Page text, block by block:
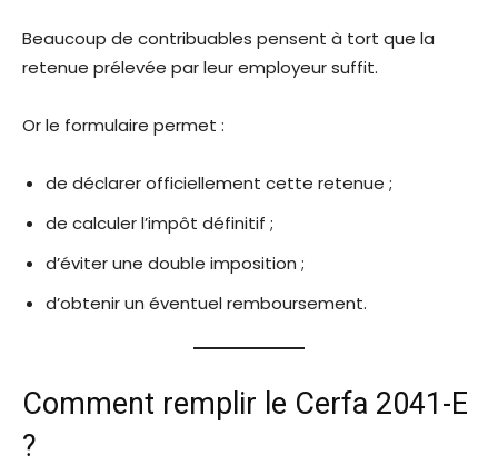
Beaucoup de contribuables pensent à tort que la
retenue prélevée par leur employeur suffit.
Or le formulaire permet :
de déclarer officiellement cette retenue ;
de calculer l’impôt définitif ;
d’éviter une double imposition ;
d’obtenir un éventuel remboursement.
Comment remplir le Cerfa 2041-E
?